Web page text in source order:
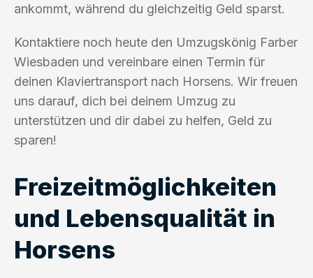
ankommt, während du gleichzeitig Geld sparst.
Kontaktiere noch heute den Umzugskönig Farber
Wiesbaden und vereinbare einen Termin für
deinen Klaviertransport nach Horsens. Wir freuen
uns darauf, dich bei deinem Umzug zu
unterstützen und dir dabei zu helfen, Geld zu
sparen!
Freizeitmöglichkeiten
und Lebensqualität in
Horsens